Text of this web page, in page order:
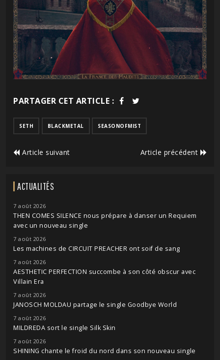
PARTAGER CET ARTICLE :
SETH BLACKMETAL SEASONOFMIST
Article suivant Article précédent
ACTUALITÉS
7 août 2026
THEN COMES SILENCE nous prépare à danser un Requiem
avec un nouveau single
7 août 2026
Les machines de CIRCUIT PREACHER ont soif de sang
7 août 2026
AESTHETIC PERFECTION succombe à son côté obscur avec
Villain Era
7 août 2026
JANOSCH MOLDAU partage le single Goodbye World
7 août 2026
MILDREDA sort le single Silk Skin
7 août 2026
SHINING chante le froid du nord dans son nouveau single